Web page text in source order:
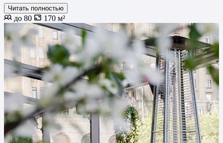
Читать полностью
до 80 170 м²